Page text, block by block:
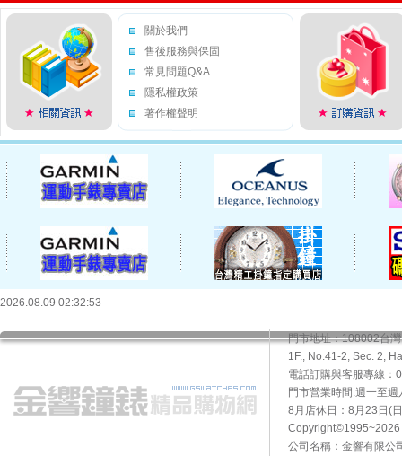
關於我們
售後服務與保固
常見問題Q&A
隱私權政策
著作權聲明
2026.08.09 02:32:53
門市地址：108002台
1F., No.41-2, Sec. 2,
電話訂購與客服專線
門市營業時間:週一至
8月店休日：8月23日(
Copyright©1995~2026
公司名稱：金響有限公